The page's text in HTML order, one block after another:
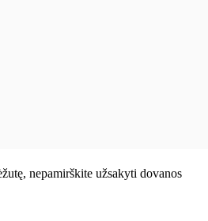
nepamirškite užsakyti dovanos